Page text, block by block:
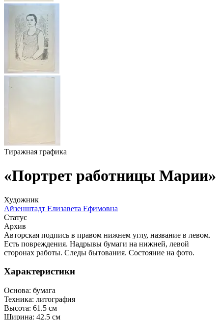
Тиражная графика
«Портрет работницы Марии»
Художник
Айзенштадт Елизавета Ефимовна
Статус
Архив
Авторская подпись в правом нижнем углу, название в левом.
Есть повреждения. Надрывы бумаги на нижней, левой
сторонах работы. Следы бытования. Состояние на фото.
Характеристики
Основа: бумага
Техника: литография
Высота: 61.5 см
Ширина: 42.5 см